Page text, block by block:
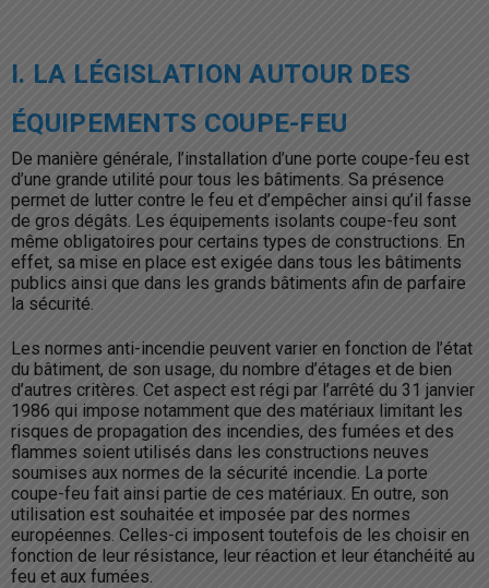
I. LA LÉGISLATION AUTOUR DES
ÉQUIPEMENTS COUPE-FEU
De manière générale, l’installation d’une porte coupe-feu est
d’une grande utilité pour tous les bâtiments. Sa présence
permet de lutter contre le feu et d’empêcher ainsi qu’il fasse
de gros dégâts. Les équipements isolants coupe-feu sont
même obligatoires pour certains types de constructions. En
effet, sa mise en place est exigée dans tous les bâtiments
publics ainsi que dans les grands bâtiments afin de parfaire
la sécurité.
Les normes anti-incendie peuvent varier en fonction de l’état
du bâtiment, de son usage, du nombre d’étages et de bien
d’autres critères. Cet aspect est régi par l’arrêté du 31 janvier
1986 qui impose notamment que des matériaux limitant les
risques de propagation des incendies, des fumées et des
flammes soient utilisés dans les constructions neuves
soumises aux normes de la sécurité incendie. La porte
coupe-feu fait ainsi partie de ces matériaux. En outre, son
utilisation est souhaitée et imposée par des normes
européennes. Celles-ci imposent toutefois de les choisir en
fonction de leur résistance, leur réaction et leur étanchéité au
feu et aux fumées.